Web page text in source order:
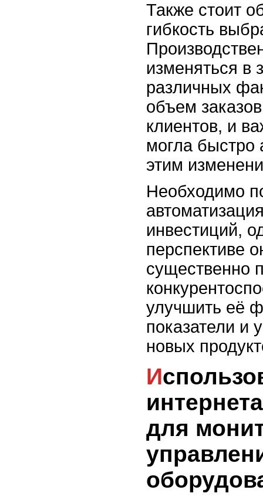
Также стоит
гибкость
изменяться в
различных
объем
клиентов, и
могла быстро
этим
Необходимо
инвестиций,
перспективе
существенно
улучшить её
показатели и
новых
Использование
для